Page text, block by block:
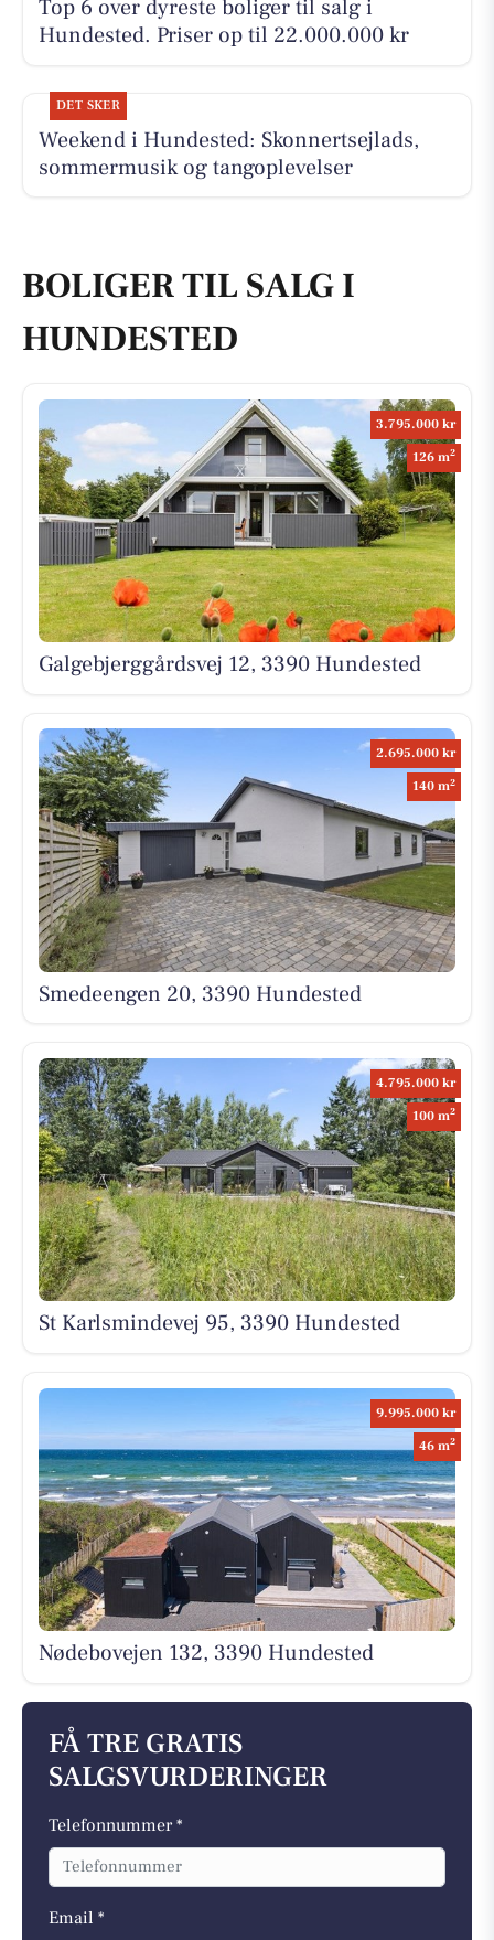
Top 6 over dyreste boliger til salg i
Hundested. Priser op til 22.000.000 kr
DET SKER
Weekend i Hundested: Skonnertsejlads,
sommermusik og tangoplevelser
BOLIGER TIL SALG I
HUNDESTED
3.795.000 kr
126 m2
Galgebjerggårdsvej 12, 3390 Hundested
2.695.000 kr
140 m2
Smedeengen 20, 3390 Hundested
4.795.000 kr
100 m2
St Karlsmindevej 95, 3390 Hundested
9.995.000 kr
46 m2
Nødebovejen 132, 3390 Hundested
FÅ TRE GRATIS
SALGSVURDERINGER
Telefonnummer *
Email *